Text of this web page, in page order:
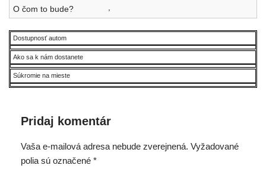
,
Dostupnosť autom
Ako sa k nám dostanete
Súkromie na mieste
Pridaj komentár
Vaša e-mailová adresa nebude zverejnená. Vyžadované
polia sú označené *